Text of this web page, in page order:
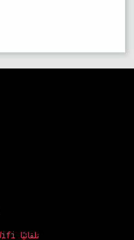
Windows 10 لا يتصل بشبكة Wifi تلقائيًا